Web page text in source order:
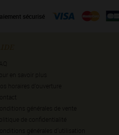
sécurisé
en savoir plus
Nos horaires d’ouverture
Contact
Conditions générales de vente
de confidentialité
Conditions générales d'utilisation